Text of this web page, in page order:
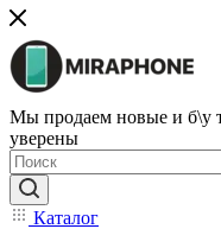
Мы продаем новые и б\у
уверены
Каталог